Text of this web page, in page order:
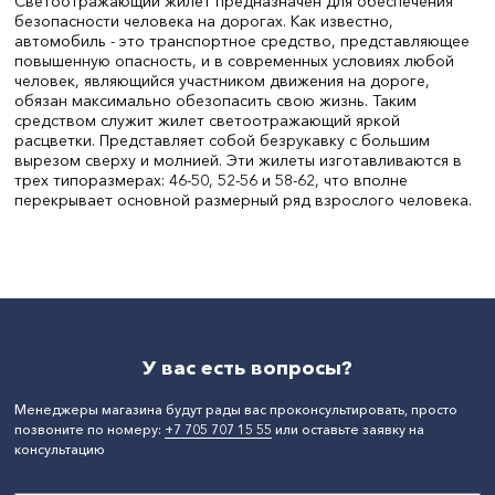
безопасности человека на дорогах. Как известно,
автомобиль - это транспортное средство, представляющее
повышенную опасность, и в современных условиях любой
человек, являющийся участником движения на дороге,
обязан максимально обезопасить свою жизнь. Таким
средством служит жилет светоотражающий яркой
расцветки. Представляет собой безрукавку с большим
вырезом сверху и молнией. Эти жилеты изготавливаются в
трех типоразмерах: 46-50, 52-56 и 58-62, что вполне
перекрывает основной размерный ряд взрослого человека.
У вас есть вопросы?
Менеджеры магазина будут рады вас проконсультировать, просто
позвоните по номеру: +7 705 707 15 55 или оставьте заявку на
консультацию